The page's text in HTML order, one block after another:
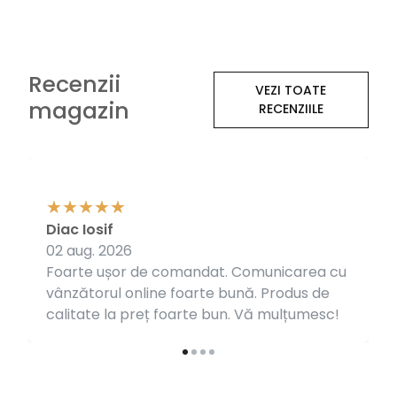
Recenzii
magazin
VEZI TOATE
RECENZIILE
Foarte ușor de comandat. Comunicarea cu
vânzătorul online foarte bună. Produs de
calitate la preț foarte bun. Vă mulțumesc!
Diac Iosif
02 aug. 2026